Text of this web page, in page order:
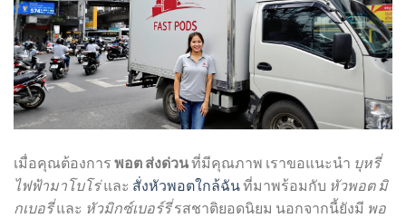
เมื่อคุณต้องการ พอต ส่งด่วนที่มีคุณภาพ เราขอแนะนำ บุหรี่
ไฟฟ้ามาโบโร่และ สั่งหัวพอตใกล้ฉันที่มาพร้อมกับ หัวพอต มิ
กเบอรี่และ หัวมิกซ์เบอร์รี่รสชาติยอดนิยม นอกจากนี้ยังมี พอ